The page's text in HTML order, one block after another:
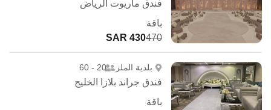
فندق ماريوت الرياض
باقة
470
430 SAR
بلدية الملز 20 - 60
فندق جراند بلازا الخليج
باقة